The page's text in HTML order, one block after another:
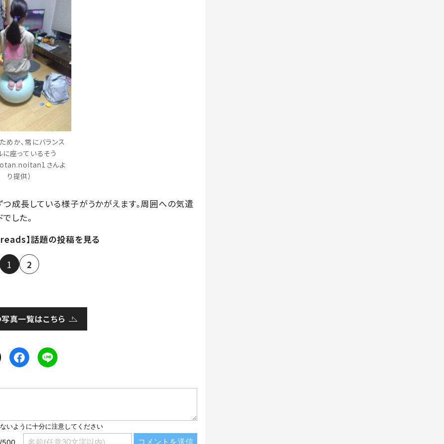
めか、常にバランス
座っているそう
さんよ
り提供）
成長している様子がうかがえます。周囲への気遣
した。
】話題の投稿を見る
1 2
真一覧はこちら